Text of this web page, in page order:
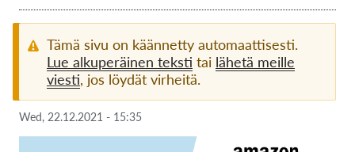
Exercise your rights!
Jäsenyys
Tämä sivu on käännetty automaattisesti.
Lue alkuperäinen teksti tai lähetä meille
viesti, jos löydät virheitä.
Wed, 22.12.2021 - 15:35